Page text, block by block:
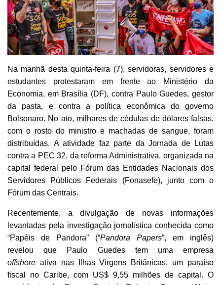
Na manhã desta quinta-feira (7), servidoras, servidores e
estudantes protestaram em frente ao Ministério da
Economia, em Brasília (DF), contra Paulo Guedes, gestor
da pasta, e contra a política econômica do governo
Bolsonaro. No ato, milhares de cédulas de dólares falsas,
com o rosto do ministro e machadas de sangue, foram
distribuídas. A atividade faz parte da Jornada de Lutas
contra a PEC 32, da reforma Administrativa, organizada na
capital federal pelo Fórum das Entidades Nacionais dos
Servidores Públicos Federais (Fonasefe), junto com o
Fórum das Centrais.
Recentemente, a divulgação de novas informações
levantadas pela investigação jornalística conhecida como
“Papéis de Pandora” (“Pandora Papers”, em inglês)
revelou que Paulo Guedes tem uma empresa
offshore ativa nas Ilhas Virgens Britânicas, um paraíso
fiscal no Caribe, com US$ 9,55 milhões de capital. O